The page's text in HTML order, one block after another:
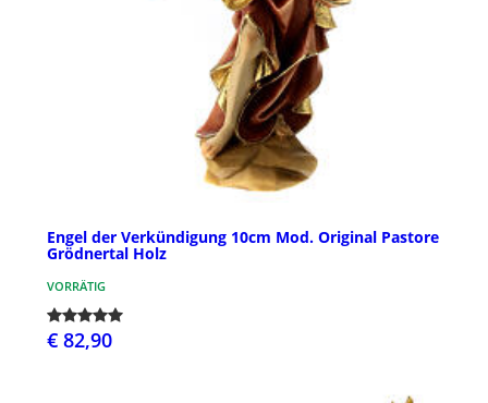
Engel der Verkündigung 10cm Mod. Original Pastore
Grödnertal Holz
VORRÄTIG
€ 82,90